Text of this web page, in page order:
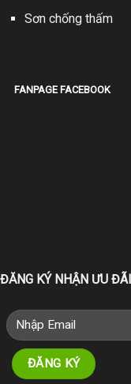
Sơn chống thấm
FANPAGE FACEBOOK
ĐĂNG KÝ NHẬN ƯU ĐÃI